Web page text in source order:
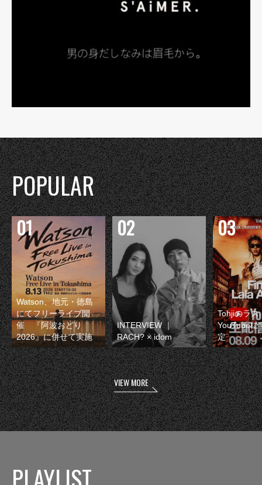
POPULAR
Watson、地元・徳島
にてフリーライブ開
催 『阿波おどり
2026』に併せて実施
INTERVIEW ｜
RACH? × idom
Tohjiのラス
YouTubeに
定
VIEW MORE